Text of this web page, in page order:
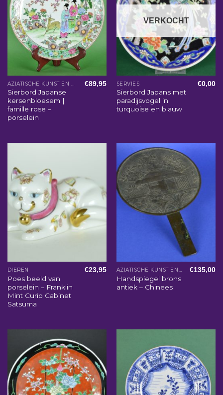
AZIATISCHE KUNST EN WOONACCESSOIRES
Sierbord Japanse
kersenbloesem |
famille rose –
porselein
€89,95
VERKOCHT
SERVIES
Sierbord Japans met
paradijsvogel in
turquoise en blauw
€0,00
DIEREN
Poes beeld van
porselein – Franklin
Mint Curio Cabinet
Satsuma
€23,95 AZIATISCHE KUNST EN WOONACCESSOIRES
Handspiegel brons
antiek – Chinees
€135,00